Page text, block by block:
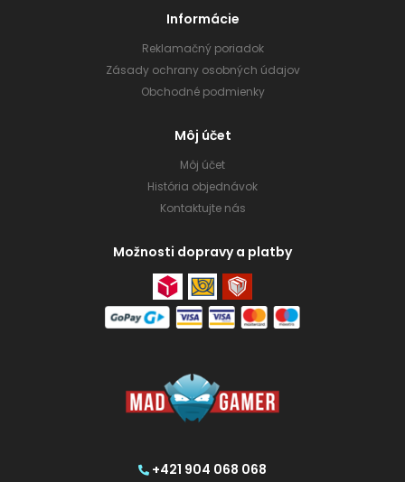
+421 904 068 068
Informácie
Reklamačný poriadok
Zásady ochrany osobných údajov
Obchodné podmienky
Môj účet
Môj účet
História objednávok
Kontaktujte nás
Možnosti dopravy a platby